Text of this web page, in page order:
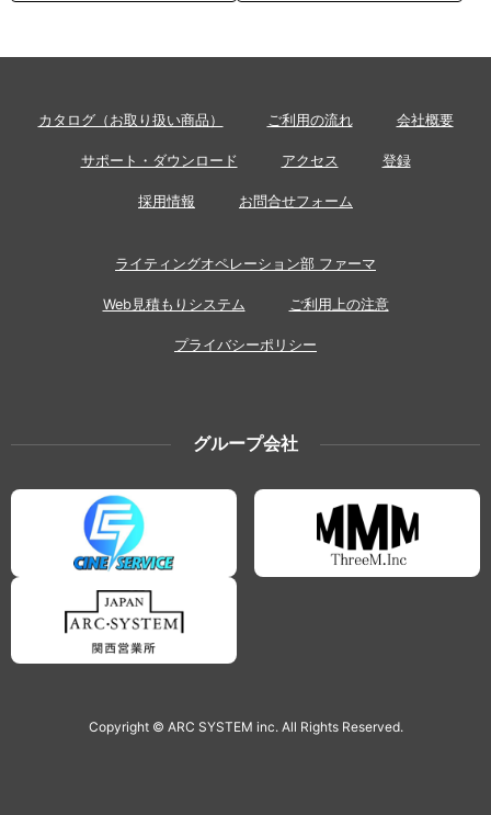
カタログ（お取り扱い商品） ご利用の流れ 会社概要
サポート・ダウンロード アクセス 登録
採用情報 お問合せフォーム
ライティングオペレーション部 ファーマ
Web見積もりシステム ご利用上の注意
プライバシーポリシー
グループ会社
Copyright © ARC SYSTEM inc. All Rights Reserved.